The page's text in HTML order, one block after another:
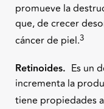
promueve la
que, de crecer
cáncer de piel.3
Retinoides. Es un
incrementa la
tiene propiedades